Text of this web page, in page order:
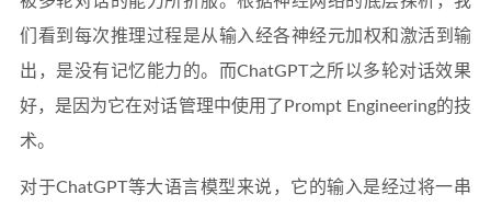
们看到每次推理过程是从输入经各神经元加权和激活到输
出，是没有记忆能力的。而ChatGPT之所以多轮对话效果
好，是因为它在对话管理中使用了Prompt Engineering的技
术。
对于ChatGPT等大语言模型来说，它的输入是经过将一串